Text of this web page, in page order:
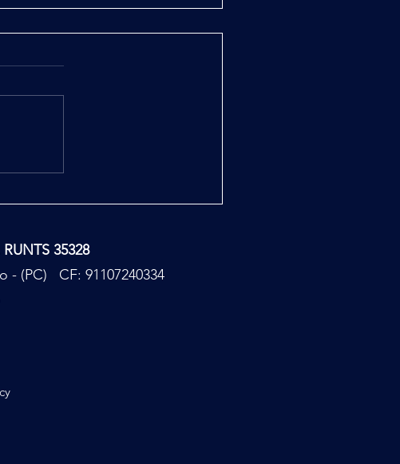
35328
- (PC) CF: 91107240334